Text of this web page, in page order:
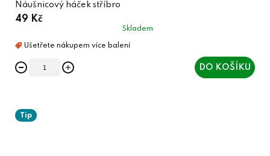
Náušnicový háček stříbro
49 Kč
Skladem
DO KOŠÍKU
Tip